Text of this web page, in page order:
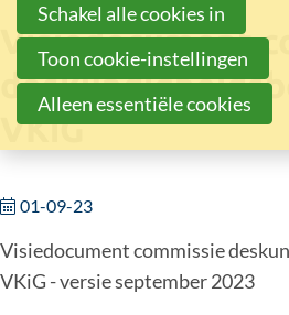
Visiedocument
VKiG
01-09-23
Visiedocument commissie
VKiG - versie september 2023
Schakel alle cookies in
Toon cookie-instellingen
Alleen essentiële cookies